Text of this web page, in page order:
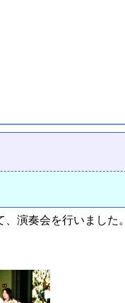
演奏会を行いました。